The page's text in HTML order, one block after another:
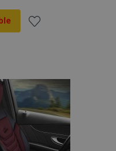
Lista
de
Deseos